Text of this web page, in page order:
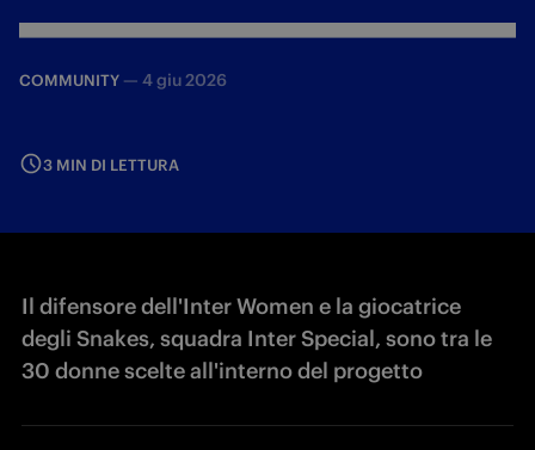
COMMUNITY — 4 giu 2026
3 MIN DI LETTURA
Il difensore dell'Inter Women e la giocatrice
degli Snakes, squadra Inter Special, sono tra le
30 donne scelte all'interno del progetto